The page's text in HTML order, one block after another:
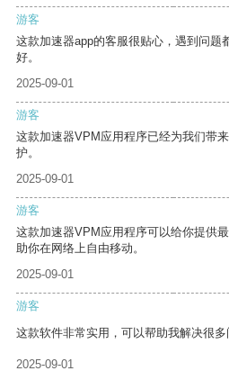
游客
这款加速器app的客服很贴心，遇到问题
好。
2025-09-01
游客
这款加速器VPM应用程序已经为我们带
护。
2025-09-01
游客
这款加速器VPM应用程序可以给你提供
助你在网络上自由移动。
2025-09-01
游客
这款软件非常实用，可以帮助我解决很多
2025-09-01